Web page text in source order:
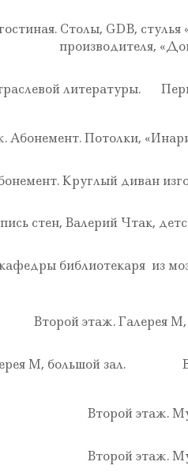
Столы, GDB,
производителя,
литературы.
Абонемент. Потолки,
Круглый диван
стен, Валерий Чтак,
библиотекаря из
Второй этаж. Галерея
М, большой зал.
Второй этаж.
Второй этаж.